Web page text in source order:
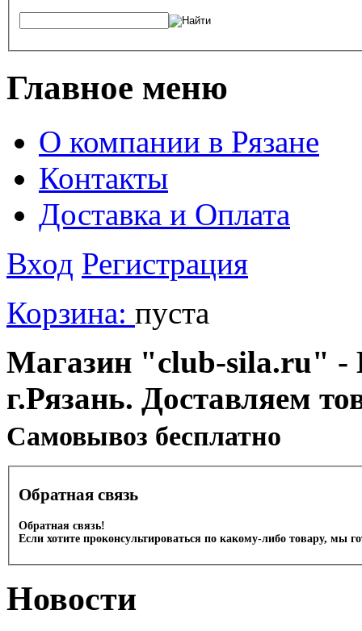
Главное меню
О компании в Рязане
Контакты
Доставка и Оплата
Вход Регистрация
Корзина: пуста
Магазин "club-sila.ru" -
г.Рязань. Доставляем
Cамовывоз бесплатно
Обратная связь
Обратная связь!
Если хотите проконсультироваться по какому-либо товару, мы
Новости